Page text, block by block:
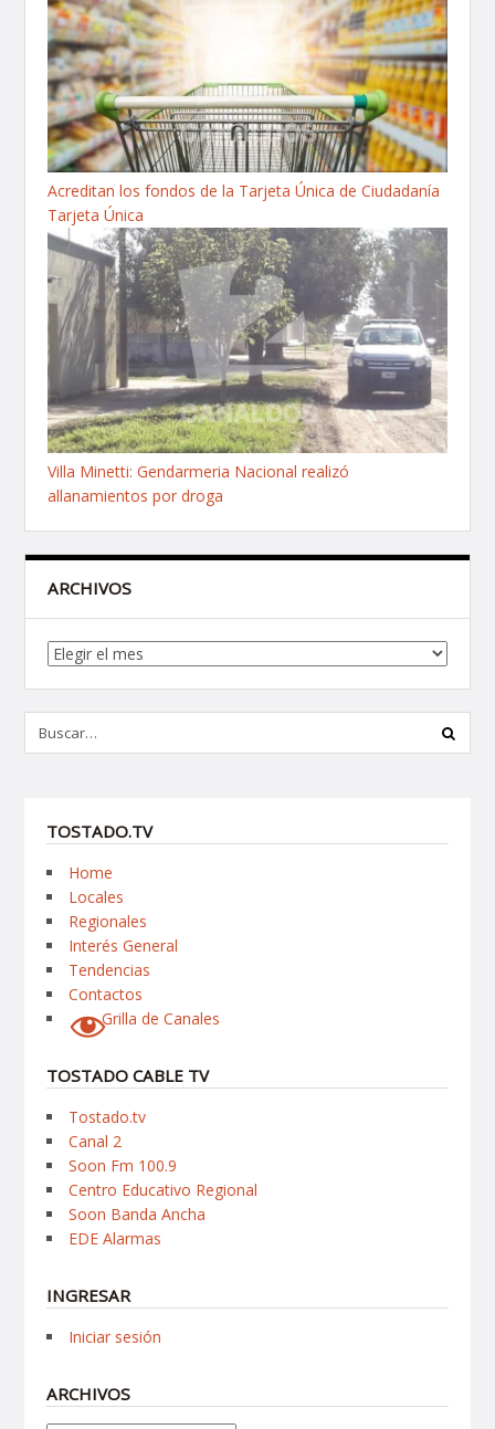
Acreditan los fondos de la Tarjeta Única de Ciudadanía
Tarjeta Única
Villa Minetti: Gendarmeria Nacional realizó
allanamientos por droga
ARCHIVOS
Archivos
TOSTADO.TV
Home
Locales
Regionales
Interés General
Tendencias
Contactos
Grilla de Canales
TOSTADO CABLE TV
Tostado.tv
Canal 2
Soon Fm 100.9
Centro Educativo Regional
Soon Banda Ancha
EDE Alarmas
INGRESAR
Iniciar sesión
ARCHIVOS